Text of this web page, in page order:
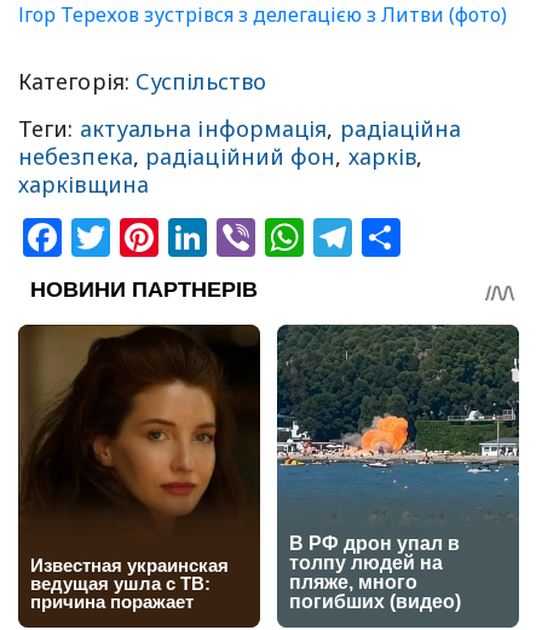
Ігор Терехов зустрівся з делегацією з Литви (фото)
Категорія: Суспільство
Теги: актуальна інформація, радіаційна
небезпека, радіаційний фон, харків,
харківщина
Facebook
Twitter
Pinterest
LinkedIn
ViberWhatsApp
Telegram